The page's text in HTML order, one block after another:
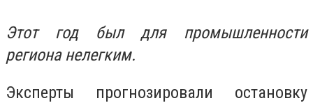
Этот год был для промышленности
региона нелегким.
Эксперты прогнозировали остановку